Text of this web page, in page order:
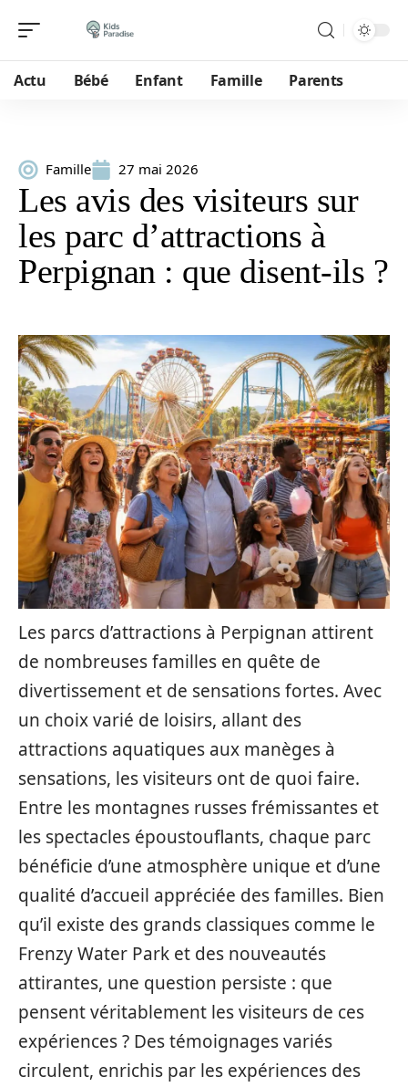
Actu Bébé Enfant Famille Parents
Famille 27 mai 2026
Les avis des visiteurs sur
les parc d’attractions à
Perpignan : que disent-ils ?
Les parcs d’attractions à Perpignan attirent
de nombreuses familles en quête de
divertissement et de sensations fortes. Avec
un choix varié de loisirs, allant des
attractions aquatiques aux manèges à
sensations, les visiteurs ont de quoi faire.
Entre les montagnes russes frémissantes et
les spectacles époustouflants, chaque parc
bénéficie d’une atmosphère unique et d’une
qualité d’accueil appréciée des familles. Bien
qu’il existe des grands classiques comme le
Frenzy Water Park et des nouveautés
attirantes, une question persiste : que
pensent véritablement les visiteurs de ces
expériences ? Des témoignages variés
circulent, enrichis par les expériences des